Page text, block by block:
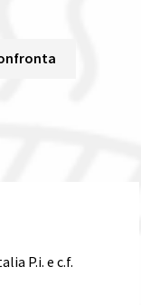
P.i. e c.f.